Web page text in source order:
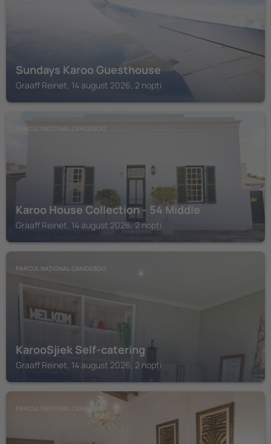
Sundays Karoo Guesthouse
Graaff Reinet, 14 august 2026, 2 nopți
PARCUL NAȚIONAL CAMDEBOO
Karoo House Collection - 54 Middle
Graaff Reinet, 14 august 2026, 2 nopți
PARCUL NAȚIONAL CAMDEBOO
KarooSjiek Self-catering
Graaff Reinet, 14 august 2026, 2 nopți
PARCUL NAȚIONAL CAMDEBOO